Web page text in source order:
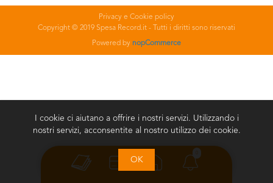
Privacy e Cookie policy
Copyright © 2019 Spesa Record.it - Tutti i diritti sono riservati
Powered by nopCommerce
I cookie ci aiutano a offrire i nostri servizi. Utilizzando i
nostri servizi, acconsentite al nostro utilizzo dei cookie.
OK